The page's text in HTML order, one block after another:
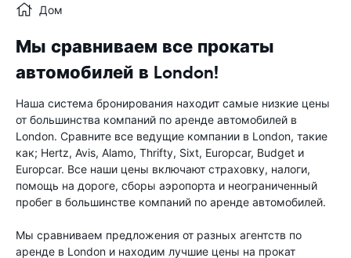
Дом
Мы сравниваем все прокаты
автомобилей в London!
Наша система бронирования находит самые низкие цены
от большинства компаний по аренде автомобилей в
London. Сравните все ведущие компании в London, такие
как; Hertz, Avis, Alamo, Thrifty, Sixt, Europcar, Budget и
Europcar. Все наши цены включают страховку, налоги,
помощь на дороге, сборы аэропорта и неограниченный
пробег в большинстве компаний по аренде автомобилей.
Мы сравниваем предложения от разных агентств по
аренде в London и находим лучшие цены на прокат